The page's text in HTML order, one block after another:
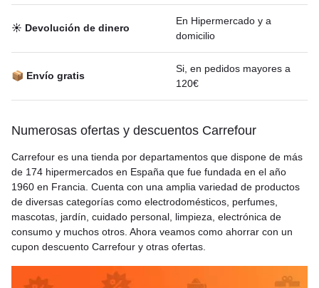
☀️ Devolución de dinero
En Hipermercado y a
domicilio
📦 Envío gratis
Si, en pedidos mayores a
120€
Numerosas ofertas y descuentos Carrefour
Carrefour es una tienda por departamentos que dispone de más
de 174 hipermercados en España que fue fundada en el año
1960 en Francia. Cuenta con una amplia variedad de productos
de diversas categorías como electrodomésticos, perfumes,
mascotas, jardín, cuidado personal, limpieza, electrónica de
consumo y muchos otros. Ahora veamos como ahorrar con un
cupon descuento Carrefour y otras ofertas.